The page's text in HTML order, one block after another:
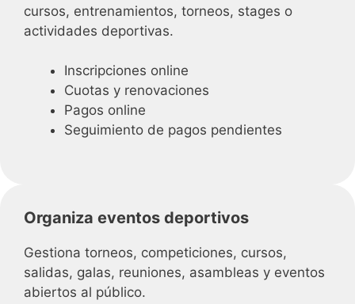
cursos, entrenamientos, torneos, stages o
actividades deportivas.
Inscripciones online
Cuotas y renovaciones
Pagos online
Seguimiento de pagos pendientes
Organiza eventos deportivos
Gestiona torneos, competiciones, cursos,
salidas, galas, reuniones, asambleas y eventos
abiertos al público.